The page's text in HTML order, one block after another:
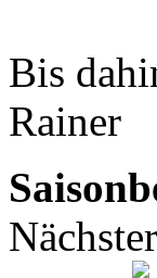
Bis
Rainer